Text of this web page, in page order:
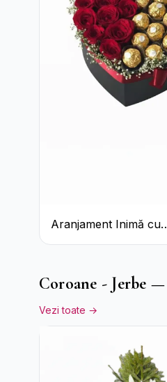
Aranjament Inimă cu
Trandafiri Roșii și
Coroane - Jerbe
Vezi toate →